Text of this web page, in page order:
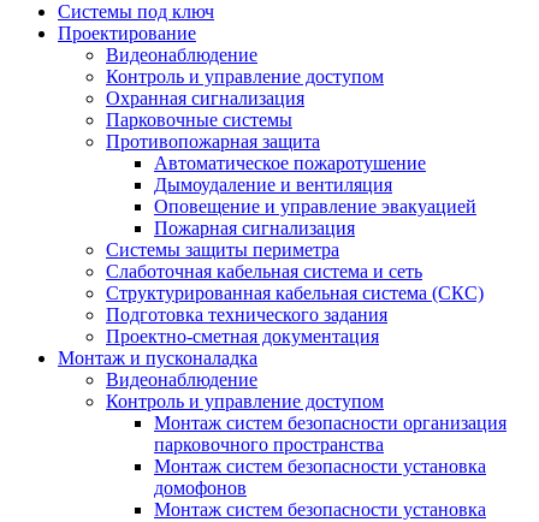
Системы под ключ
Проектирование
Видеонаблюдение
Контроль и управление доступом
Охранная сигнализация
Парковочные системы
Противопожарная защита
Автоматическое пожаротушение
Дымоудаление и вентиляция
Оповещение и управление эвакуацией
Пожарная сигнализация
Системы защиты периметра
Слаботочная кабельная система и сеть
Структурированная кабельная система (СКС)
Подготовка технического задания
Проектно-сметная документация
Монтаж и пусконаладка
Видеонаблюдение
Контроль и управление доступом
Монтаж систем безопасности организация
парковочного пространства
Монтаж систем безопасности установка
домофонов
Монтаж систем безопасности установка